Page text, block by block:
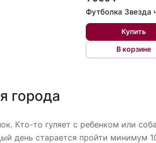
Футболка Звезда
Купить
В корзине
города
Кто-то гуляет с ребенком или
день старается пройти минимум